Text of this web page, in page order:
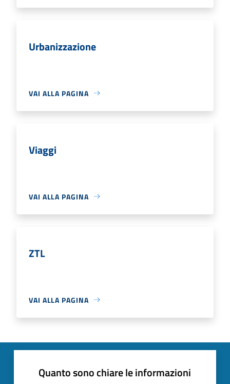
Urbanizzazione
VAI ALLA PAGINA
Viaggi
VAI ALLA PAGINA
ZTL
VAI ALLA PAGINA
Quanto sono chiare le informazioni